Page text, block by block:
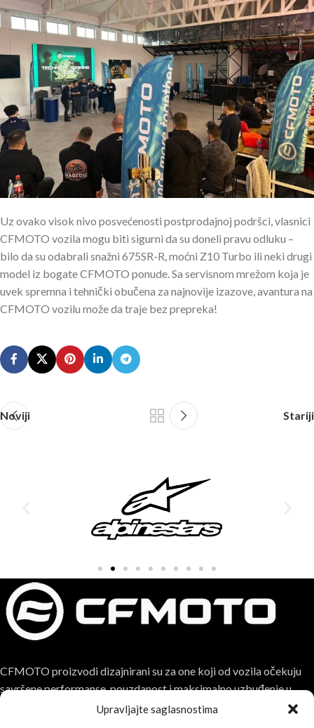
Upravljajte saglasnostima
Uz ovako visok nivo posvećenosti postprodajnoj podršci, vlasnici
CFMOTO vozila mogu biti sigurni da su doneli pravu odluku –
bilo da su odabrali snažni 675SR-R, moćni Z10 Turbo ili neki drugi
model iz bogate CFMOTO ponude. Sa servisnom mrežom koja je
uvek spremna i tehnički obučena za najnovije izazove, avantura na
CFMOTO vozilu može da traje bez prepreka!
Noviji Stariji
CFMOTO proizvodi dizajnirani su za one koji od vozila očekuju
savršene performanse, pouzdanost i maksimalno uzbuđenje u